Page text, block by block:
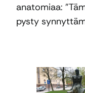
anatomiaa:
pysty